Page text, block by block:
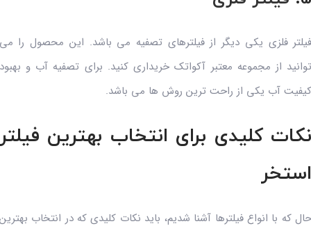
فلزی یکی دیگر از فیلترهای تصفیه می باشد. این محصول را
از مجموعه معتبر آکواتک خریداری کنید. برای تصفیه آب و
آب یکی از راحت ترین روش ها می باشد.
کلیدی برای انتخاب بهترین
که با انواع فیلترها آشنا شدیم، باید نکات کلیدی که در انتخاب